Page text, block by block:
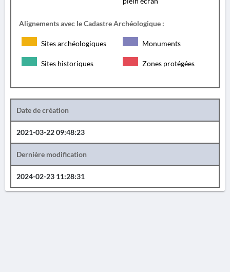
Alignements avec le Cadastre Archéologique :
Sites archéologiques Monuments
Sites historiques Zones protégées
Date de création
2021-03-22 09:48:23
Dernière modification
2024-02-23 11:28:31